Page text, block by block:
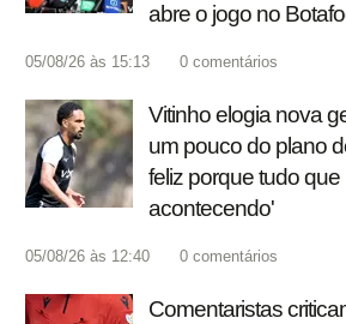
abre o jogo no
05/08/26 às 15:13 0 comentários
Vitinho elogia nova
um pouco do plano
feliz porque tudo
acontecendo'
05/08/26 às 12:40 0 comentários
Comentaristas